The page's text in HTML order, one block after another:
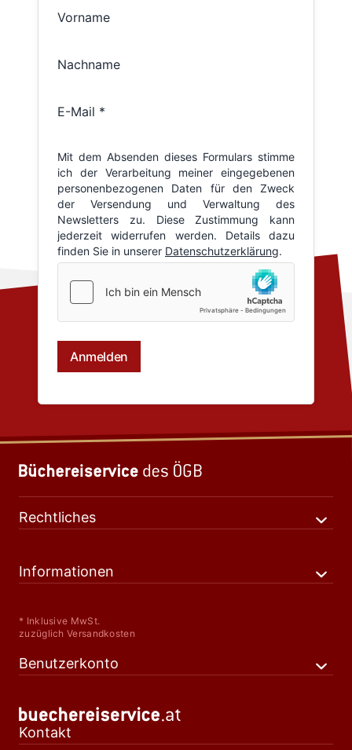
Rechtliches
Informationen
* Inklusive MwSt.
zuzüglich Versandkosten
Benutzerkonto
Kontakt